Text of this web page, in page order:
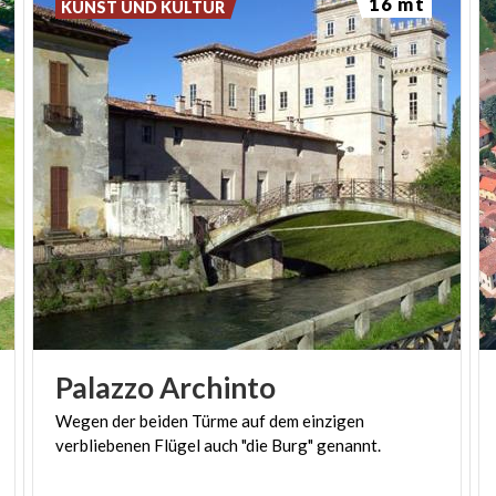
PalazzoArchinto
Wegenderbeiden Türmeaufdemeinzigen
verbliebenen Flügelauch"die Burg"genannt.
KUNST UND KULTUR